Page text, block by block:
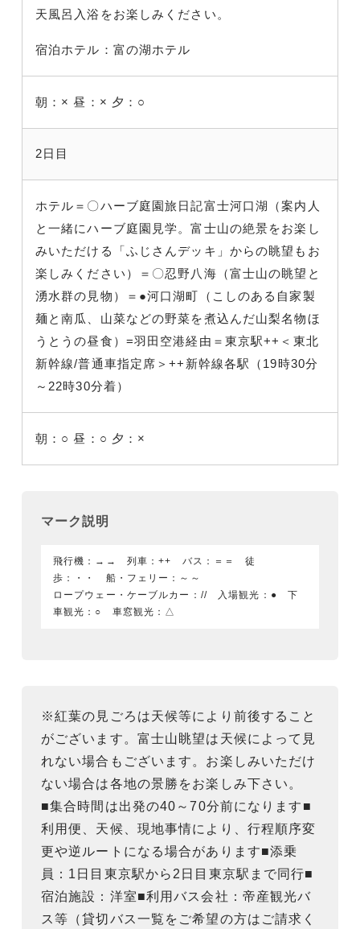
天風呂入浴をお楽しみください。
宿泊ホテル：富の湖ホテル
朝：× 昼：× 夕：○
2日目
ホテル＝〇ハーブ庭園旅日記富士河口湖（案内人
と一緒にハーブ庭園見学。富士山の絶景をお楽し
みいただける「ふじさんデッキ」からの眺望もお
楽しみください）＝〇忍野八海（富士山の眺望と
湧水群の見物）＝●河口湖町（こしのある自家製
麺と南瓜、山菜などの野菜を煮込んだ山梨名物ほ
うとうの昼食） =羽田空港経由＝東京駅++＜東北
新幹線/普通車指定席＞++新幹線各駅（19時30分
～22時30分着）
朝：○ 昼：○ 夕：×
マーク説明
飛行機：→→ 列車：++ バス：＝＝ 徒
歩：・・ 船・フェリー：～～
ロープウェー・ケーブルカー：// 入場観光：● 下
車観光：○ 車窓観光：△
※紅葉の見ごろは天候等により前後すること
がございます。富士山眺望は天候によって見
れない場合もございます。お楽しみいただけ
ない場合は各地の景勝をお楽しみ下さい。
■集合時間は出発の40～70分前になります■
利用便、天候、現地事情により、行程順序変
更や逆ルートになる場合があります■添乗
員：1日目東京駅から2日目東京駅まで同行■
宿泊施設：洋室■利用バス会社：帝産観光バ
ス等（貸切バス一覧をご希望の方はご請求く